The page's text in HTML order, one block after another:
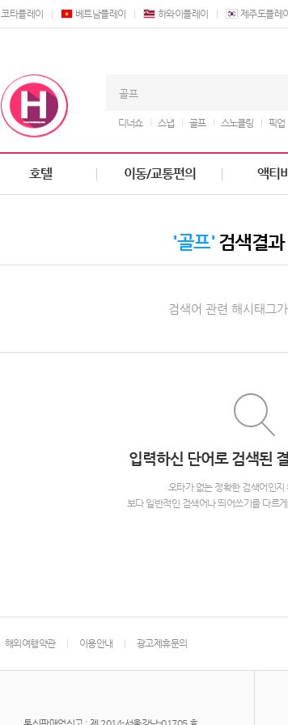
코타플레이 베트남플레이 하와이플레이 제주도플레이
디너쇼 스냅 골프 스노클링 픽업
호텔 이동/교통편의 액티
'골프' 검색결과
검색어 관련 해시태그
입력하신 단어로 검색된
오타가 없는 정확한 검색어인지
보다 일반적인 검색어나 띄어쓰기를 다르
해외여행약관 이용안내 광고제휴문의